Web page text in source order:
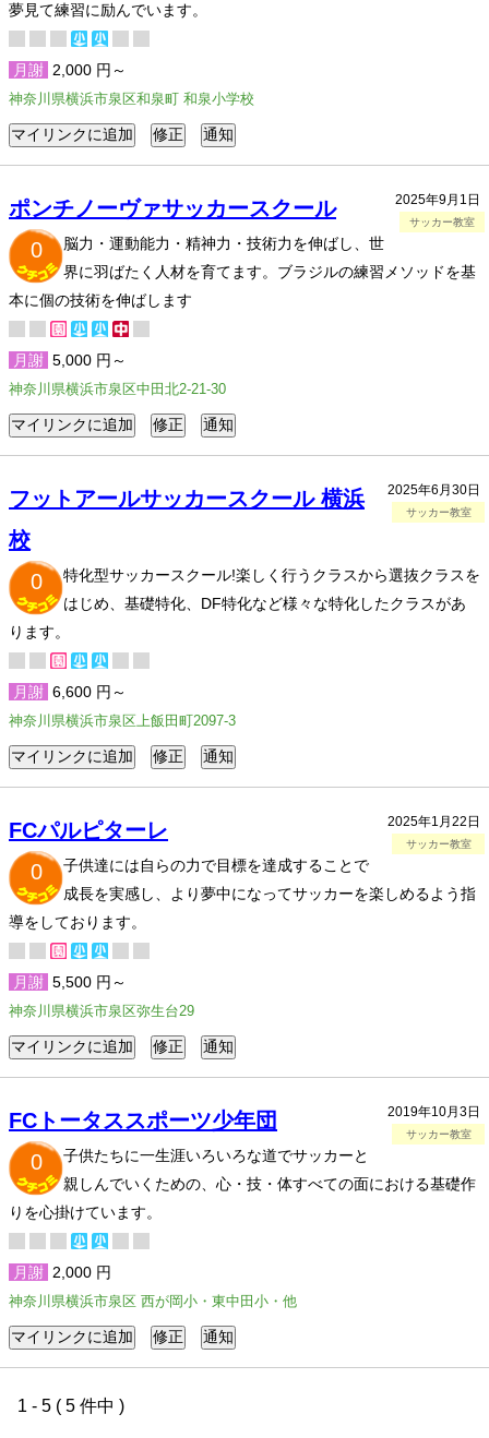
夢見て練習に励んでいます。
月謝 2,000 円～
神奈川県横浜市泉区和泉町 和泉小学校
2025年9月1日
サッカー教室
ポンチノーヴァサッカースクール
0
脳力・運動能力・精神力・技術力を伸ばし、世
界に羽ばたく人材を育てます。ブラジルの練習メソッドを基
本に個の技術を伸ばします
月謝 5,000 円～
神奈川県横浜市泉区中田北2-21-30
2025年6月30日
サッカー教室
フットアールサッカースクール 横浜
校
0
特化型サッカースクール!楽しく行うクラスから選抜クラスを
はじめ、基礎特化、DF特化など様々な特化したクラスがあ
ります。
月謝 6,600 円～
神奈川県横浜市泉区上飯田町2097-3
2025年1月22日
サッカー教室
FCパルピターレ
0
子供達には自らの力で目標を達成することで
成長を実感し、より夢中になってサッカーを楽しめるよう指
導をしております。
月謝 5,500 円～
神奈川県横浜市泉区弥生台29
2019年10月3日
サッカー教室
FCトータススポーツ少年団
0
子供たちに一生涯いろいろな道でサッカーと
親しんでいくための、心・技・体すべての面における基礎作
りを心掛けています。
月謝 2,000 円
神奈川県横浜市泉区 西が岡小・東中田小・他
1 - 5 ( 5 件中 )